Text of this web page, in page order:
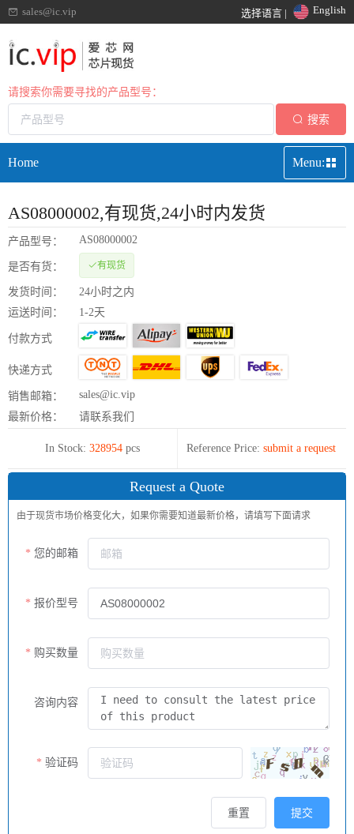
sales@ic.vip 选择语言 | English
请搜索你需要寻找的产品型号：
搜索
Home Menu:
AS08000002,有现货,24小时内发货
产品型号： AS08000002
是否有货： 有现货
发货时间：
24小时之内
运送时间：
1-2天
付款方式
快递方式
销售邮箱：
sales@ic.vip
最新价格：
请联系我们
In Stock: 328954 pcs Reference Price: submit a request
Request a Quote
由于现货市场价格变化大，如果你需要知道最新价格，请填写下面请求
您的邮箱
报价型号
购买数量
咨询内容
验证码
提交
重置